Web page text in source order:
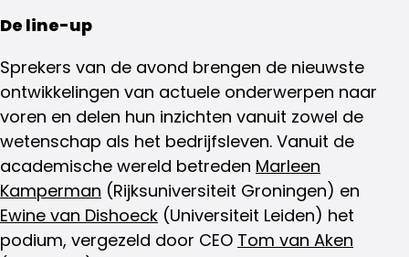
De line-up
Sprekers van de avond brengen de nieuwste
ontwikkelingen van actuele onderwerpen naar
voren en delen hun inzichten vanuit zowel de
wetenschap als het bedrijfsleven. Vanuit de
academische wereld betreden Marleen
Kamperman (Rijksuniversiteit Groningen) en
Ewine van Dishoeck (Universiteit Leiden) het
podium, vergezeld door CEO Tom van Aken